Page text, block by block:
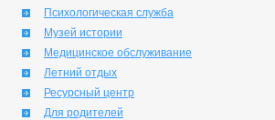
Психологическая служба
Музей истории
Медицинское обслуживание
Летний отдых
Ресурсный центр
Для родителей